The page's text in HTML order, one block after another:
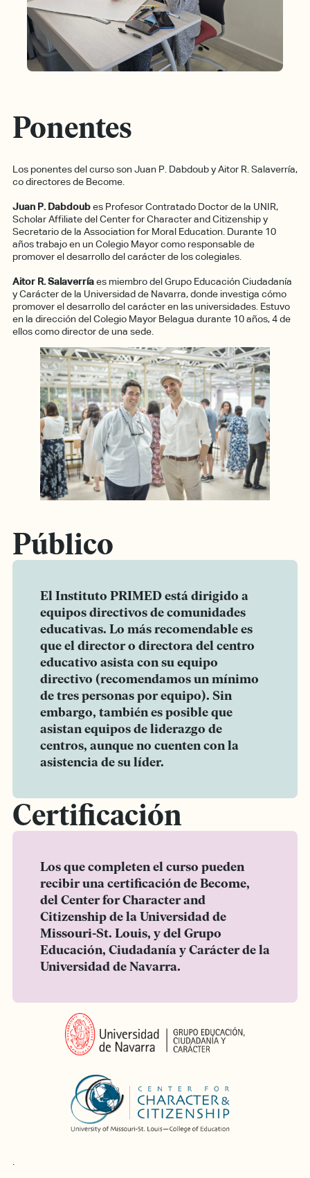
Ponentes
Los ponentes del curso son Juan P. Dabdoub y Aitor R. Salaverría,
co directores de Become.
Juan P. Dabdoubes Profesor Contratado Doctor de la UNIR,
Scholar Affiliate del Center for Character and Citizenship y
Secretario de la Association for Moral Education. Durante 10
años trabajo en un Colegio Mayor como responsable de
promover el desarrollo del carácter de los colegiales.
Aitor R. Salaverríaes miembro del Grupo Educación Ciudadanía
y Carácter de la Universidad de Navarra, donde investiga cómo
promover el desarrollo del carácter en las universidades. Estuvo
en la dirección del Colegio Mayor Belagua durante 10 años, 4 de
ellos como director de una sede.
Público
El Instituto PRIMED está dirigido a
equipos directivos de comunidades
educativas. Lo más recomendable es
que el director o directora del centro
educativo asista con su equipo
directivo (recomendamos un mínimo
de tres personas por equipo). Sin
embargo, también es posible que
asistan equipos de liderazgo de
centros, aunque no cuenten con la
asistencia de su líder.
Certificación
Los que completen el curso pueden
recibir una certificación de Become,
del Center for Character and
Citizenship de la Universidad de
Missouri-St. Louis, y del Grupo
Educación, Ciudadanía y Carácter de la
Universidad de Navarra.